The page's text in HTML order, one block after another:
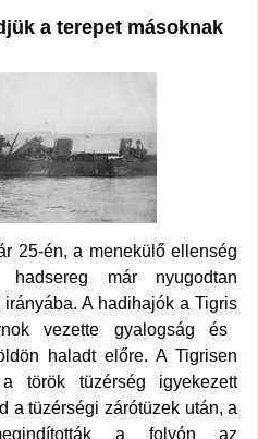
a terepet másoknak
25-én, a menekülő ellenség
már nyugodtan
irányába. A hadihajók aTigris
vezette gyalogság és
haladt előre. A Tigrisen
török tüzérség igyekezett
a tüzérségi zárótüzek után, a
a folyón az